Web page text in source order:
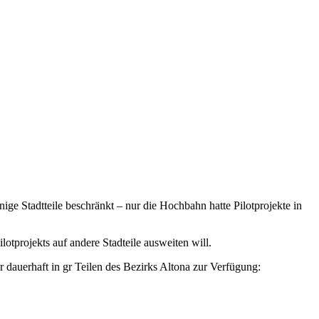
Stadtteile beschränkt – nur die Hochbahn hatte Pilotprojekte in
auf andere Stadteile ausweiten will.
dauerhaft in gr Teilen des Bezirks Altona zur Verfügung: